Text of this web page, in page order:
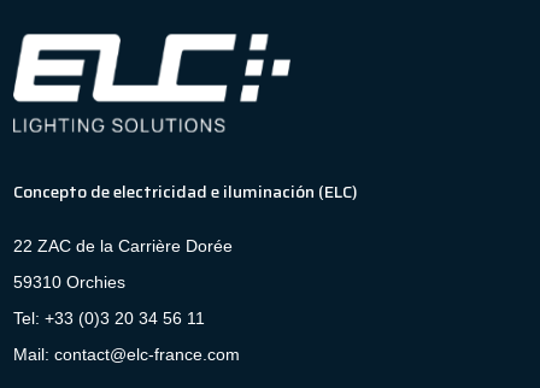
Concepto de electricidad e iluminación (ELC)
22 ZAC de la Carrière Dorée
59310 Orchies
Tel: +33 (0)3 20 34 56 11
Mail: contact@elc-france.com